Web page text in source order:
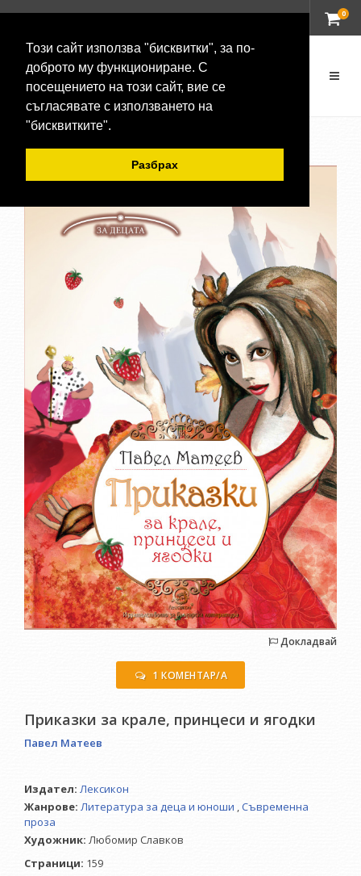
Този сайт използва "бисквитки", за по-
доброто му функциониране. С
посещението на този сайт, вие се
съгласявате с използването на
"бисквитките".
Разбрах
0
Докладвай
1 КОМЕНТАР/А
Приказки за крале, принцеси и ягодки
Павел Матеев
Издател: Лексикон
Жанрове: Литература за деца и юноши ,Съвременна
проза
Художник: Любомир Славков
Страници: 159